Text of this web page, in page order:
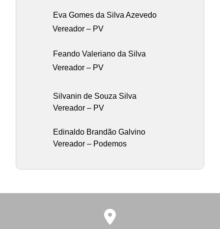
Eva Gomes da Silva Azevedo
Vereador – PV
Feando Valeriano da Silva
Vereador – PV
Silvanin de Souza Silva
Vereador – PV
Edinaldo Brandão Galvino
Vereador – Podemos